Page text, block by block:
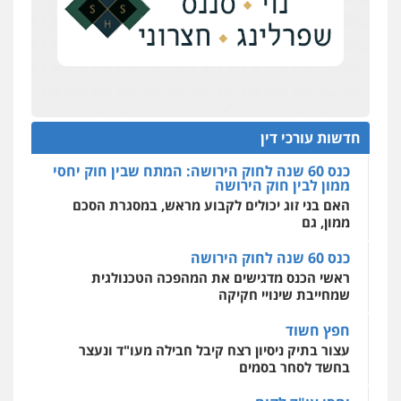
0522508109
מרכז התחלה חדשה
אסירים עבירות מין שירותים מקצועיים
לעורכי דין
0544500346
מאיה בלום, עו"ס, טיפול ושיקום
טיפול בהתמכרויות שירותים מקצועיים
לעורכי דין
עו"ד ד"ר אבי שקד
חדשות עורכי דין
תנו וקחו
הדוקטורט של עו"ד יואב ציוני: מע"מ ומוסדות ללא
האם בני זוג יכולים לקבוע מראש, במסגרת הסכם
ממון, גם
כנס 60 שנה לחוק הירושה
ראשי הכנס מדגישים את המהפכה הטכנולגית
שמחייבת שינויי חקיקה
חפץ חשוד
עצור בתיק ניסיון רצח קיבל חבילה מעו"ד ונעצר
בחשד לסחר בסמים
יחסי עו"ד לקוח
עורך דין מהצפון נעצר בחשד להברחת חשיש לעצור
בקישון